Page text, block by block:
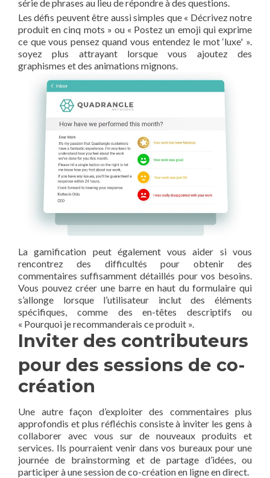
série de phrases au lieu de répondre à des questions.
Les défis peuvent être aussi simples que « Décrivez notre
produit en cinq mots » ou « Postez un emoji qui exprime
ce que vous pensez quand vous entendez le mot ‘luxe' ».
soyez plus attrayant lorsque vous ajoutez des
graphismes et des animations mignons.
La gamification peut également vous aider si vous
rencontrez des difficultés pour obtenir des
commentaires suffisamment détaillés pour vos besoins.
Vous pouvez créer une barre en haut du formulaire qui
s’allonge lorsque l’utilisateur inclut des éléments
spécifiques, comme des en-têtes descriptifs ou
« Pourquoi je recommanderais ce produit ».
Inviter des contributeurs
pour des sessions de co-
création
Une autre façon d’exploiter des commentaires plus
approfondis et plus réfléchis consiste à inviter les gens à
collaborer avec vous sur de nouveaux produits et
services. Ils pourraient venir dans vos bureaux pour une
journée de brainstorming et de partage d’idées, ou
participer à une session de co-création en ligne en direct.